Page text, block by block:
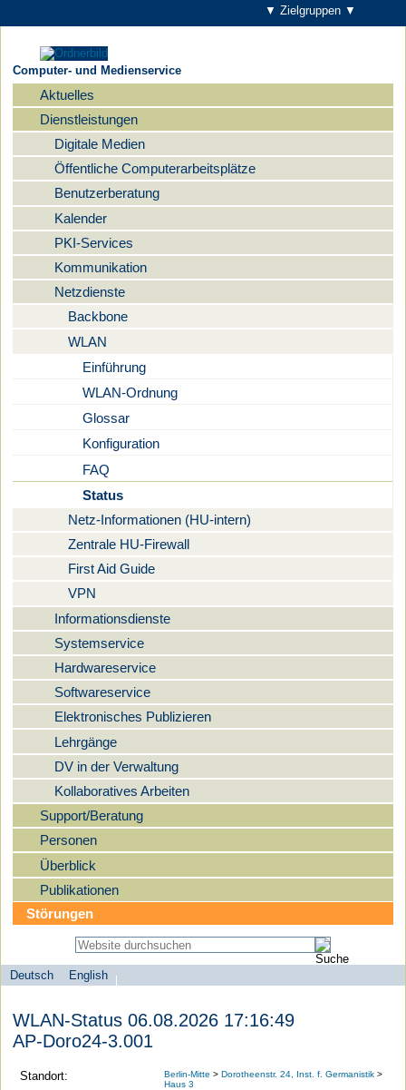
▼ Zielgruppen ▼
Computer- und Medienservice
Navigation
Aktuelles
Dienstleistungen
Digitale Medien
Öffentliche Computerarbeitsplätze
Benutzerberatung
Kalender
PKI-Services
Kommunikation
Netzdienste
Backbone
WLAN
Einführung
WLAN-Ordnung
Glossar
Konfiguration
FAQ
Status
Netz-Informationen (HU-intern)
Zentrale HU-Firewall
First Aid Guide
VPN
Informationsdienste
Systemservice
Hardwareservice
Softwareservice
Elektronisches Publizieren
Lehrgänge
DV in der Verwaltung
Kollaboratives Arbeiten
Support/Beratung
Personen
Überblick
Publikationen
Störungen
Sprachauswahl
Deutsch
English
search-menu
Universität
zu
Berlin
WLAN-Status 06.08.2026 17:16:49
AP-Doro24-3.001
Standort: Berlin-Mitte >Dorotheenstr. 24, Inst. f. Germanistik >
Haus 3